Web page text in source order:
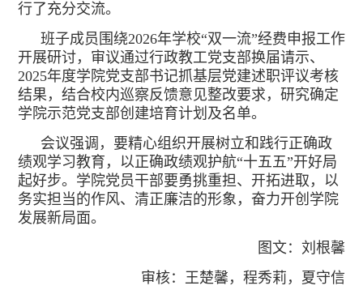
行了充分交流。
班子成员围绕2026年学校“双一流”经费申报工作
开展研讨，审议通过行政教工党支部换届请示、
2025年度学院党支部书记抓基层党建述职评议考核
结果，结合校内巡察反馈意见整改要求，研究确定
学院示范党支部创建培育计划及名单。
会议强调，要精心组织开展树立和践行正确政
绩观学习教育，以正确政绩观护航“十五五”开好局
起好步。学院党员干部要勇挑重担、开拓进取，以
务实担当的作风、清正廉洁的形象，奋力开创学院
发展新局面。
图文：刘根馨
审核：王楚馨，程秀莉，夏守信